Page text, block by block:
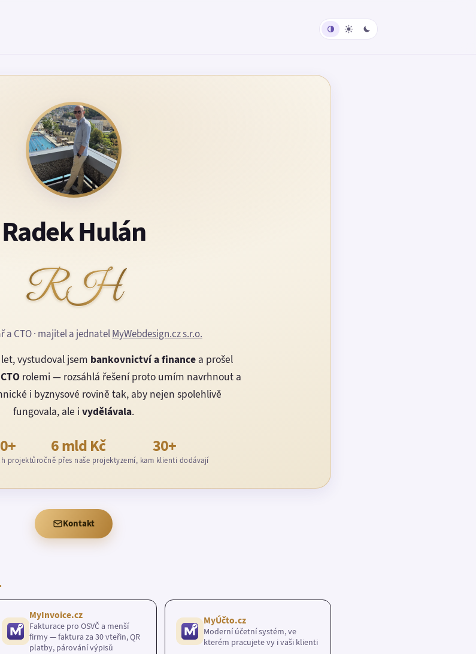
Radek Hulán
RH
a CTO · majitel a jednatelMyWebdesign.cz s.r.o.
vystudoval jsem bankovnictví a financea prošel
CTOrolemi — rozsáhlá řešení proto umím navrhnout a
i byznysové rovině tak, aby nejen spolehlivě
fungovala, ale i vydělávala.
projektů
6 mld Kč
ročně přes naše projekty
30+
zemí, kam klienti dodávají
Kontakt
MyInvoice.cz
Fakturace pro OSVČ a menší
firmy — faktura za 30 vteřin, QR
platby, párování výpisů
MyÚčto.cz
Moderní účetní systém, ve
kterém pracujete vy i vaši klienti